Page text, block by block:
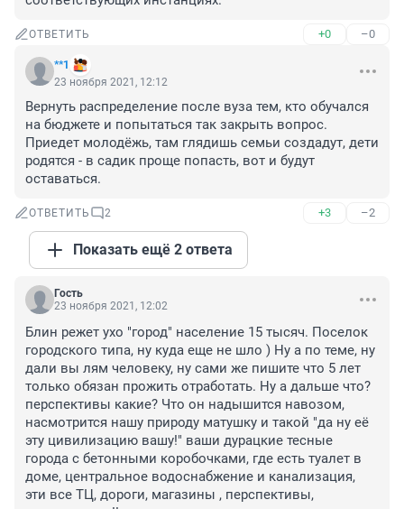
ОТВЕТИТЬ +0 –0
**1
23 ноября 2021, 12:12
Вернуть распределение после вуза тем, кто обучался
на бюджете и попытаться так закрыть вопрос.
Приедет молодёжь, там глядишь семьи создадут, дети
родятся - в садик проще попасть, вот и будут
оставаться.
ОТВЕТИТЬ 2 +3 –2
Показать ещё 2 ответа
Гость
23 ноября 2021, 12:02
Блин режет ухо "город" население 15 тысяч. Поселок
городского типа, ну куда еще не шло ) Ну а по теме, ну
дали вы лям человеку, ну сами же пишите что 5 лет
только обязан прожить отработать. Ну а дальше что?
перспективы какие? Что он надышится навозом,
насмотрится нашу природу матушку и такой "да ну её
эту цивилизацию вашу!" ваши дурацкие тесные
города с бетонными коробочками, где есть туалет в
доме, центральное водоснабжение и канализация,
эти все ТЦ, дороги, магазины , перспективы,